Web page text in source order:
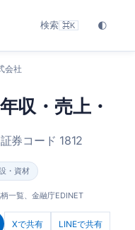
検索 ⌘K 🌓
会社
収・売上・
券コード 1812
・資材
一覧、金融庁EDINET
Xで共有 LINEで共有